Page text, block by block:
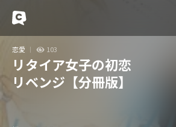
恋愛 103
リタイア女子の初恋
リベンジ【分冊版】